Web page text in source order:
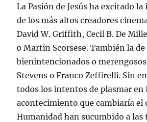
La Pasión de Jesús ha excitado
de los más altos creadores
David W. Griffith, Cecil B. De
o Martin Scorsese. También la
bienintencionados o
Stevens o Franco Zeffirelli. Sin
todos los intentos de plasmar en
acontecimiento que cambiaría el
Humanidad han sucumbido a las